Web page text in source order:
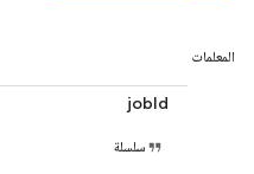
المعلمات
jobId
سلسلة